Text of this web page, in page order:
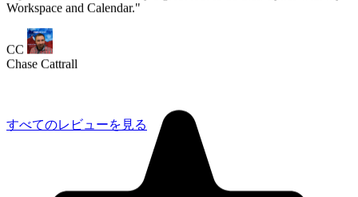
すべてのレビューを見る